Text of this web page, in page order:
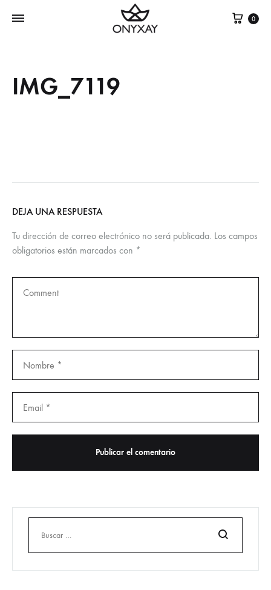
Cesta
0
IMG_7119
DEJA UNA RESPUESTA
Tu dirección de correo electrónico no será publicada. Los campos
obligatorios están marcados con *
Buscar